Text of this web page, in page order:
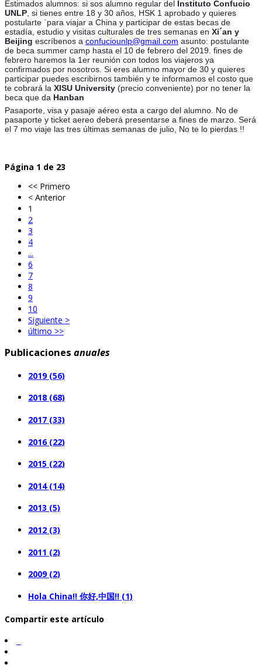
Estimados alumnos: si sos alumno regular del Instituto Confucio
UNLP , si tienes entre 18 y 30 años, HSK 1 aprobado y quieres
postularte `para viajar a China y participar de estas becas de
estadía, estudio y visitas culturales de tres semanas en Xi´an y
Beijing escríbenos a confuciounlp@gmail.com asunto: postulante
de beca summer camp hasta el 10 de febrero del 2019. fines de
febrero haremos la 1er reunión con todos los viajeros ya
confirmados por nosotros. Si eres alumno mayor de 30 y quieres
participar puedes escribirnos también y te informamos el costo que
te cobrará la XISU University (precio conveniente) por no tener la
beca que da Hanban
Pasaporte, visa y pasaje aéreo esta a cargo del alumno. No de
pasaporte y ticket aereo deberá presentarse a fines de marzo. Será
el 7 mo viaje las tres últimas semanas de julio, No te lo pierdas !!
Página 1 de 23
<< Primero
< Anterior
1
2
3
4
...
6
7
8
9
10
Siguiente >
último >>
Publicaciones anuales
2019 (56)
2018 (68)
2017 (33)
2016 (22)
2015 (22)
2014 (14)
2013 (5)
2012 (3)
2011 (2)
2009 (2)
Hola China!! 你好,中国!! (1)
Compartir este artículo